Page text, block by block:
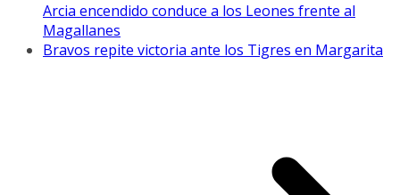
Arcia encendido conduce a los Leones frente al
Magallanes
Bravos repite victoria ante los Tigres en Margarita